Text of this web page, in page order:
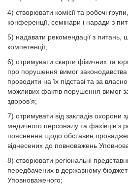
4) створювати комісії та робочі
конференції, семінари і наради з
5) надавати рекомендації з питань,
компетенції;
6) отримувати скарги фізичних та
про порушення вимог законодавства
проводити на їх підставі та за
можливих фактів порушення вимог
здоров’я;
7) отримувати від закладів охорони
медичного персоналу та фахівців з
пояснення щодо обставин
віднесених до повноважень
8) створювати регіональні
передбачених в державному
Уповноваженого;